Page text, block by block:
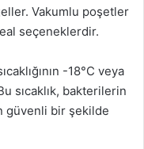
Vakumlu poşetler
seçeneklerdir.
-18°C veya
sıcaklık, bakterilerin
güvenli bir şekilde